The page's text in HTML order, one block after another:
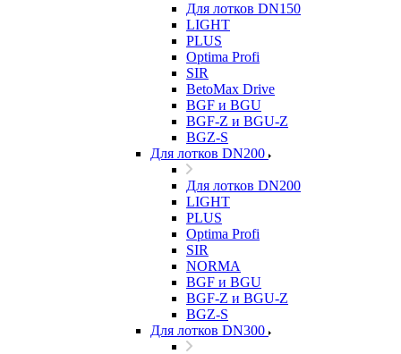
Для лотков DN150
LIGHT
PLUS
Optima Profi
SIR
BetoMax Drive
BGF и BGU
BGF-Z и BGU-Z
BGZ-S
Для лотков DN200
Для лотков DN200
LIGHT
PLUS
Optima Profi
SIR
NORMA
BGF и BGU
BGF-Z и BGU-Z
BGZ-S
Для лотков DN300